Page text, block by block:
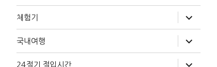
체험기
위
메
확
장
국내여행
위
메
24절기 절입시간